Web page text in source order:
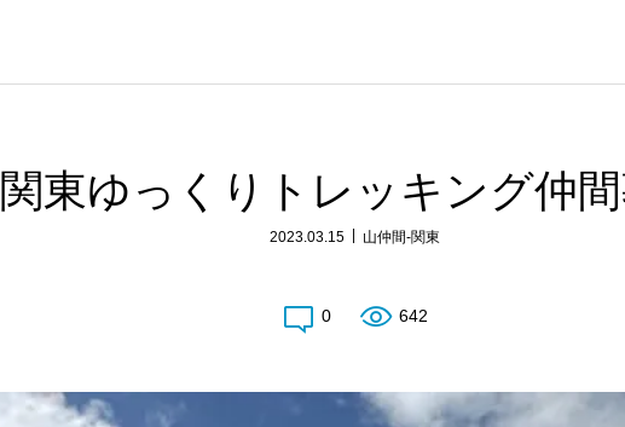
関東ゆっくりトレッキング仲
2023.03.15 山仲間-関東
0 642